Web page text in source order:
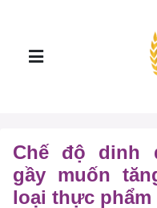
Chế độ dinh
gầy muốn
loại thực phẩm